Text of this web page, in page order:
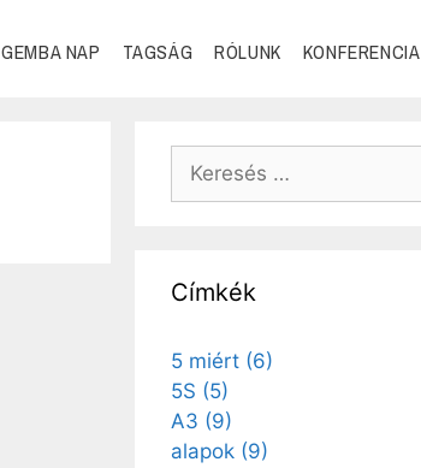
GEMBA NAP TAGSÁG RÓLUNK KONFERENCIA
Címkék
5 miért (6)
5S (5)
A3 (9)
alapok (9)